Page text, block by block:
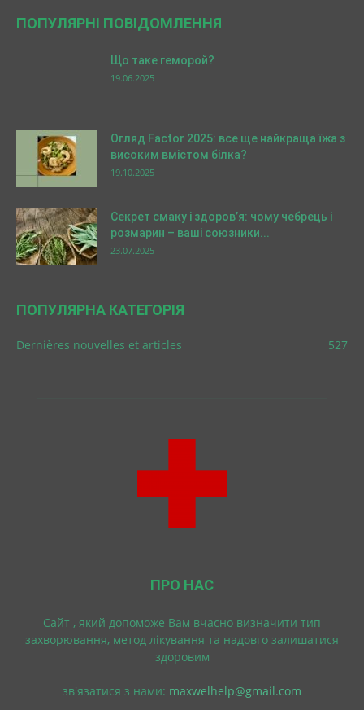
ПОПУЛЯРНІ ПОВІДОМЛЕННЯ
Що таке геморой?
19.06.2025
Огляд Factor 2025: все ще найкраща їжа з
високим вмістом білка?
19.10.2025
Секрет смаку і здоров’я: чому чебрець і
розмарин – ваші союзники...
23.07.2025
ПОПУЛЯРНА КАТЕГОРІЯ
Dernières nouvelles et articles 527
ПРО НАС
Cайт , який допоможе Вам вчасно визначити тип
захворювання, метод лікування та надовго залишатися
здоровим
зв'язатися з нами: maxwelhelp@gmail.com